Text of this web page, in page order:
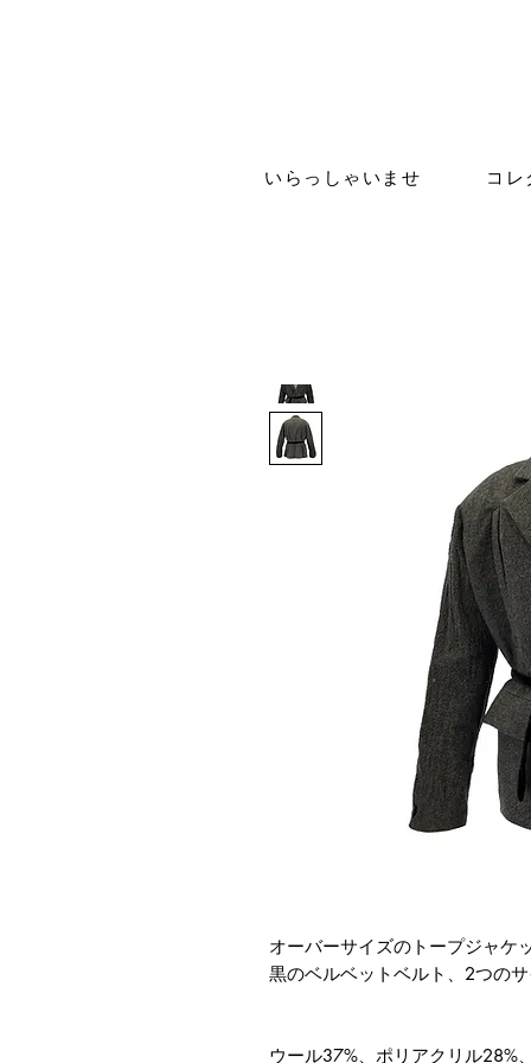
いらっしゃいませ コレ
オーバーサイズのトープジャケ
黒のベルベットベルト、2つの
ウール37%、ポリアクリル28%